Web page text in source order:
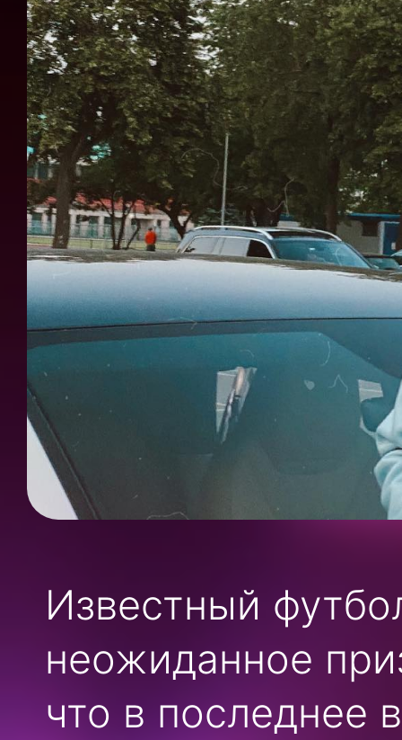
Известный
неожиданное
что в последнее